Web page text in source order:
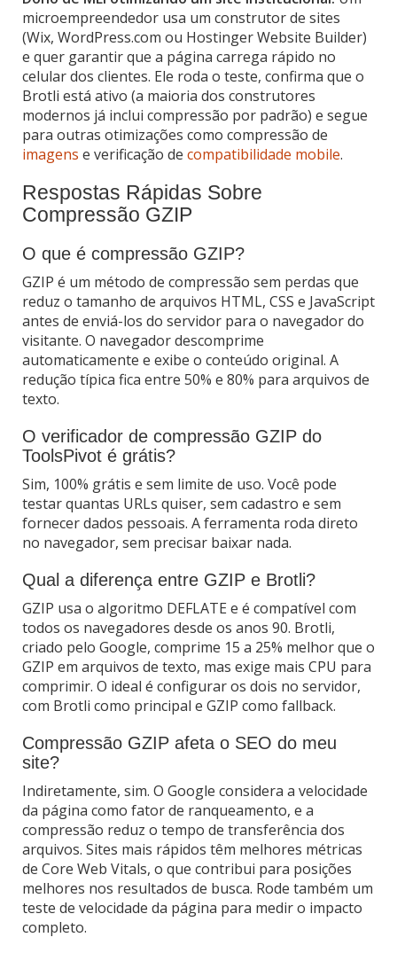
microempreendedor usa um construtor de sites
(Wix, WordPress.com ou Hostinger Website Builder)
e quer garantir que a página carrega rápido no
celular dos clientes. Ele roda o teste, confirma que o
Brotli está ativo (a maioria dos construtores
modernos já inclui compressão por padrão) e segue
para outras otimizações como compressão de
imagens e verificação de compatibilidade mobile.
Respostas Rápidas Sobre
Compressão GZIP
O que é compressão GZIP?
GZIP é um método de compressão sem perdas que
reduz o tamanho de arquivos HTML, CSS e JavaScript
antes de enviá-los do servidor para o navegador do
visitante. O navegador descomprime
automaticamente e exibe o conteúdo original. A
redução típica fica entre 50% e 80% para arquivos de
texto.
O verificador de compressão GZIP do
ToolsPivot é grátis?
Sim, 100% grátis e sem limite de uso. Você pode
testar quantas URLs quiser, sem cadastro e sem
fornecer dados pessoais. A ferramenta roda direto
no navegador, sem precisar baixar nada.
Qual a diferença entre GZIP e Brotli?
GZIP usa o algoritmo DEFLATE e é compatível com
todos os navegadores desde os anos 90. Brotli,
criado pelo Google, comprime 15 a 25% melhor que o
GZIP em arquivos de texto, mas exige mais CPU para
comprimir. O ideal é configurar os dois no servidor,
com Brotli como principal e GZIP como fallback.
Compressão GZIP afeta o SEO do meu
site?
Indiretamente, sim. O Google considera a velocidade
da página como fator de ranqueamento, e a
compressão reduz o tempo de transferência dos
arquivos. Sites mais rápidos têm melhores métricas
de Core Web Vitals, o que contribui para posições
melhores nos resultados de busca. Rode também um
teste de velocidade da página para medir o impacto
completo.